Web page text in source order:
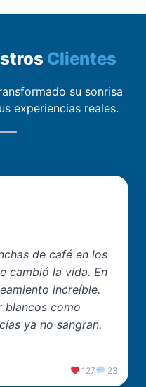
Clientes
su sonrisa
experiencias reales.
de café en los
cambió la vida. En
increíble.
blancos como
ya no sangran.
127 23